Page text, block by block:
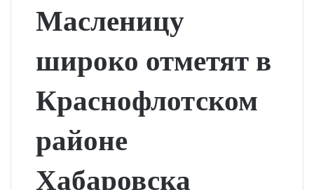
Масленицу
широко отметят в
Краснофлотском
районе
Хабаровска